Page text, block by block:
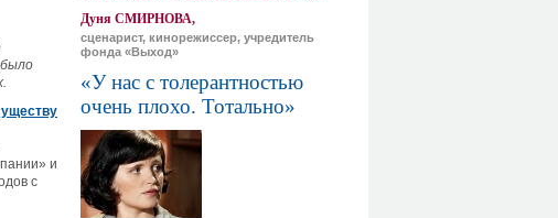
и
с
Дуня СМИРНОВА,
сценарист, кинорежиссер, учредитель
фонда «Выход»
«У нас с толерантностью
очень плохо. Тотально»